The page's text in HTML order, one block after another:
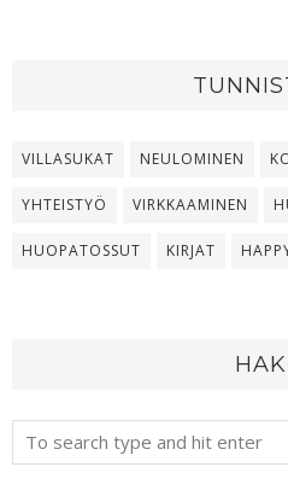
VILLASUKAT NEULOMINEN
YHTEISTYÖ VIRKKAAMINEN
HUOPATOSSUT KIRJAT